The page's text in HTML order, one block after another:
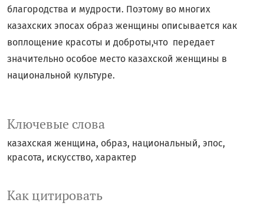
Ключевые слова
казахская женщина, образ, национальный, эпос,
красота, искусство, характер
Как цитировать
благородства и мудрости. Поэтому во многих
казахских эпосах образ женщины описывается как
воплощение красоты и доброты,что передает
значительно особое место казахской женщины в
национальной культуре.